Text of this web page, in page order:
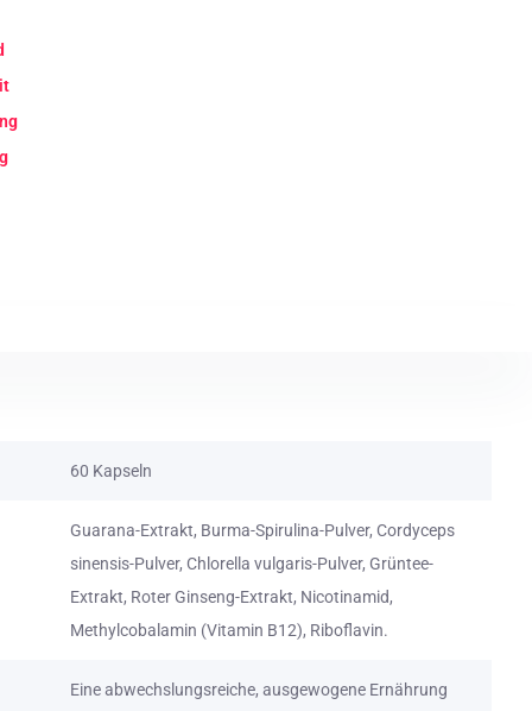
60 Kapseln
Guarana-Extrakt, Burma-Spirulina-Pulver, Cordyceps
sinensis-Pulver, Chlorella vulgaris-Pulver, Grüntee-
Extrakt, Roter Ginseng-Extrakt, Nicotinamid,
Methylcobalamin (Vitamin B12), Riboflavin.
Eine abwechslungsreiche, ausgewogene Ernährung